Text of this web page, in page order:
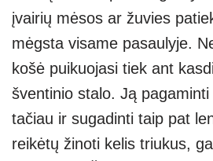
s
A
p
p
e
gr
a
m
e
n
g
er
e
įvairių mėsos ar žuvies
mėgsta visame pasaulyje.
košė puikuojasi tiek ant
šventinio stalo. Ją
tačiau ir sugadinti taip pat
reikėtų žinoti kelis triukus,